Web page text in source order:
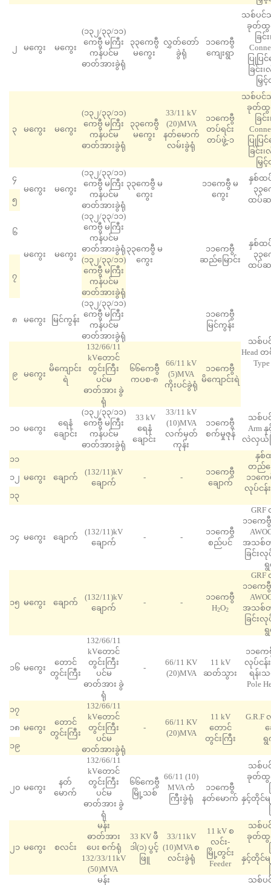
၂ မကွေး မကွေး
(၁၃၂/၃၃/၁၁)
ကေဗွီ မကြီး
ကန်ပင်မ
ဓာတ်အားခွဲရုံ
၃၃ကေဗွီ
မကွေး
လွှတ်တော်
ခွဲရုံ
၁၁ကေဗွီ
ကျေးရွာ
သစ်ပင်သ
ခုတ်ထွ
ခြင်
ပြုပ
ခြင်
မြှ
၃ မကွေး မကွေး
(၁၃၂/၃၃/၁၁)
ကေဗွီ မကြီး
ကန်ပင်မ
ဓာတ်အားခွဲရုံ
၃၃ကေဗွီ
မကွေး
33/11 kV
(20)MVA
နတ်မောက်
လမ်းခွဲရုံ
၁၁ကေဗွီ
တပ်ရင်း
တပ်ဖွဲ့-၁
သစ်ပင်သ
ခုတ်ထွ
ခြင်
ပြုပ
ခြင်
မြှ
၄
မကွေး
မကွေး
(၁၃၂/၃၃/၁၁)
ကေဗွီ မကြီး
ကန်ပင်မ
ဓာတ်အားခွဲရုံ
၃၃ကေဗွီ မ
ကွေး
၁၁ကေဗွီ မ
ကွေး
နှစ်ထ
၃၃
ထပ်ဆ
၅
၆
မကွေး မကွေး
(၁၃၂/၃၃/၁၁)
ကေဗွီ မကြီး
ကန်ပင်မ
ဓာတ်အားခွဲရုံ ၃၃ကေဗွီ မ
ကွေး
၁၁ကေဗွီ
ဆည်မြောင်း
နှစ်ထ
၃၃
ထပ်ဆ
၇
(၁၃၂/၃၃/၁၁)
ကေဗွီ မကြီး
ကန်ပင်မ
ဓာတ်အားခွဲရုံ
၈ မကွေး မြင်ကွန်း
(၁၃၂/၃၃/၁၁)
ကေဗွီ မကြီး
ကန်ပင်မ
ဓာတ်အားခွဲရုံ
၁၁ကေဗွီ
မြင်ကွန်း
သစ်ပ
Head တ
၉
မကွေး
မိကျောင်း
ရဲ
132/66/11
kV​တောင်
တွင်းကြီး
ပင်မ
ဓာတ်အား ခွဲ
ရုံ
၆၆ကေဗွီ
ကပစ-၈
66/11 kV
(5)MVA
ကိုးပင်ခွဲရုံ
၁၁ကေဗွီ
မိကျောင်းရဲ
၁၀ မကွေး
ရေနံ
ချောင်း
(၁၃၂/၃၃/၁၁)
ကေဗွီ မကြီး
ကန်ပင်မ
ဓာတ်အားခွဲရုံ
33 kV
ရေနံ
ချောင်း
33/11 kV
(10)MVA
လက်မှတ်
ကုန်း
၁၁ကေဗွီ
စက်မှုဇုန်
သစ်ပင်
Arm နှ
လဲလှယ်ခ
၁၁
မကွေး
ချောက်
(132/11)kV
ချောက်
- -
၁၁ကေဗွီ
ချောက်
နှစ်
တည်ဆ
၁၁ကေ
လုပ်ငန်
၁၂
၁၃
၁၄ မကွေး ချောက်
(132/11)kV
ချောက်
- -
၁၁ကေဗွီ
စည်ပင်
GRF
၁၁ကေ
အသစ်
ခြင်း
၁၅ မကွေး ချောက်
(132/11)kV
ချောက်
- -
၁၁ကေဗွီ
H2O2
GRF
၁၁ကေ
အသစ်
ခြင်း
၁၆ မကွေး
တောင်
တွင်းကြီး
132/66/11
kV​တောင်
တွင်းကြီး
ပင်မ
ဓာတ်အား ခွဲ
ရုံ
-
66/11 KV
(20)MVA
11 kV
ဆတ်သွား
၁၁ကေ
လုပ်ငန်
ရန်၊
Pole
၁၇
မကွေး
တောင်
တွင်းကြီး
132/66/11
kVတောင်
တွင်းကြီး
ပင်မ
ဓာတ်အားခွဲရုံ
-
66/11 KV
(20)MVA
11 kV
တောင်
တွင်းကြီး
G.R.F
၁၈
၁၉
၂၀ မကွေး
နတ်
မောက်
132/66/11
kV​တောင်
တွင်းကြီး
ပင်မ
ဓာတ်အား ခွဲ
ရုံ
၆၆ကေဗွီ
မြို့သစ်
66/11 (10)
MVA ကံ
ကြီးခွဲရုံ
၁၁ကေဗွီ
နတ်မောက်
သစ်ပ
ခုတ်ထွ
နှင့်တိုင်
၂၁ မကွေး စလင်း
မန်း
ဓာတ်အား
ပေး စက်ရုံ
132/33/11kV
(50)MVA
33 KV ဖီ
ဒါ(၁) ပွင့်
ဖြူ
33/11kV
(10)MVA စ
လင်းခွဲရုံ
11 kV စ
လင်း-
မြို့တွင်း
Feeder
သစ်ပ
ခုတ်ထွ
နှင့်တိုင်
မန်း
သစ်ပ